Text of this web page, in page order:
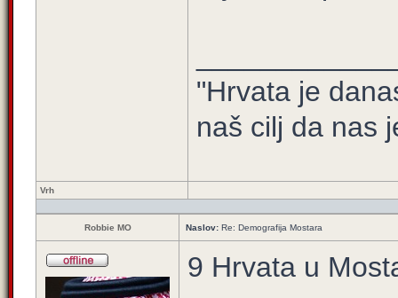
"Hrvata je
naš cilj da nas
Vrh
Robbie MO Naslov: Re: Demografija Mostara
9 Hrvata u